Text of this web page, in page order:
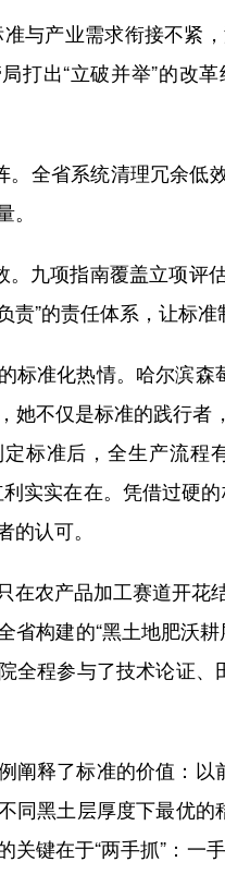
产业需求衔接不紧，
打出“立破并举”的改
全省系统清理冗余低
九项指南覆盖立项评
责”的责任体系，让标准
准化热情。哈尔滨森
她不仅是标准的践行者
标准后，全生产流
实实在在。凭借过硬
认可。
产品加工赛道开花结
省构建的“黑土地肥沃
全程参与了技术论证
释了标准的价值：以
同黑土层厚度下最优
关键在于“两手抓”：一